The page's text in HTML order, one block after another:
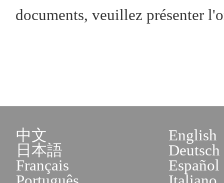
documents, veuillez présenter
中文
English
日本語
Deutsch
Français
Español